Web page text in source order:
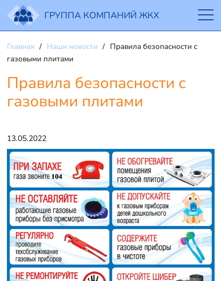
ГРУППА КОМПАНИЙ ЖКХ
Главная Наши новости
Правила безопасности с
газовыми плитами
Правила безопасности с
газовыми плитами
13.05.2022